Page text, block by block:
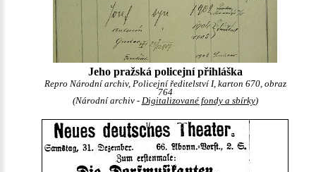
Jeho pražská policejní přihláška
Repro Národní archiv, Policejní ředitelství I, karton 670, obraz
764
(Národní archiv - Digitalizované fondy a sbírky)